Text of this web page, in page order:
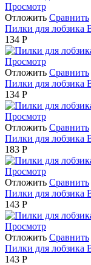
Просмотр
Отложить Сравнить
Пилки для лобзика
134 Р
Просмотр
Отложить Сравнить
Пилки для лобзика
134 Р
Просмотр
Отложить Сравнить
Пилки для лобзика
183 Р
Просмотр
Отложить Сравнить
Пилки для лобзика
143 Р
Просмотр
Отложить Сравнить
Пилки для лобзика
143 Р